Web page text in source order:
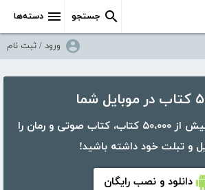
دسته‌ها جستجو
ورود / ثبت نام
شما
با اپلیکیشن کتابراه، بیش از ۵۰،۰۰۰ کتاب، کتاب صوتی و رمان را
و تبلت خود داشته باشید!
دانلود و نصب رایگان